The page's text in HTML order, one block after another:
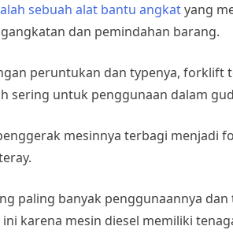
sebuah alat bantu angkatyang
dan pemindahan barang.
peruntukan dan typenya, forklift
sering untuk penggunaan dalam
mesinnya terbagi menjadi
paling banyak penggunaannya
ini karena mesin diesel memiliki